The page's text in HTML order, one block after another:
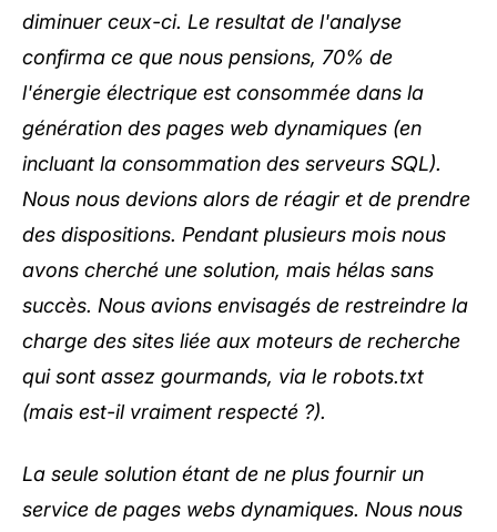
diminuer ceux-ci. Le resultat de l'analyse
confirma ce que nous pensions, 70% de
l'énergie électrique est consommée dans la
génération des pages web dynamiques (en
incluant la consommation des serveurs SQL).
Nous nous devions alors de réagir et de prendre
des dispositions. Pendant plusieurs mois nous
avons cherché une solution, mais hélas sans
succès. Nous avions envisagés de restreindre la
charge des sites liée aux moteurs de recherche
qui sont assez gourmands, via le robots.txt
(mais est-il vraiment respecté ?).
La seule solution étant de ne plus fournir un
service de pages webs dynamiques. Nous nous